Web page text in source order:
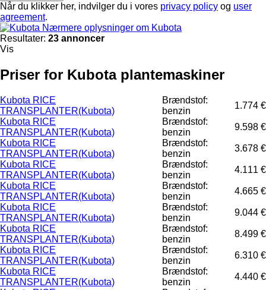
Når du klikker her, indvilger du i vores privacy policy og user
agreement.
Nærmere oplysninger om Kubota
Resultater: 23 annoncer
Vis
Priser for Kubota plantemaskiner
Kubota RICE
TRANSPLANTER(Kubota)
Brændstof:
benzin
1.774 €
Kubota RICE
TRANSPLANTER(Kubota)
Brændstof:
benzin
9.598 €
Kubota RICE
TRANSPLANTER(Kubota)
Brændstof:
benzin
3.678 €
Kubota RICE
TRANSPLANTER(Kubota)
Brændstof:
benzin
4.111 €
Kubota RICE
TRANSPLANTER(Kubota)
Brændstof:
benzin
4.665 €
Kubota RICE
TRANSPLANTER(Kubota)
Brændstof:
benzin
9.044 €
Kubota RICE
TRANSPLANTER(Kubota)
Brændstof:
benzin
8.499 €
Kubota RICE
TRANSPLANTER(Kubota)
Brændstof:
benzin
6.310 €
Kubota RICE
TRANSPLANTER(Kubota)
Brændstof:
benzin
4.440 €